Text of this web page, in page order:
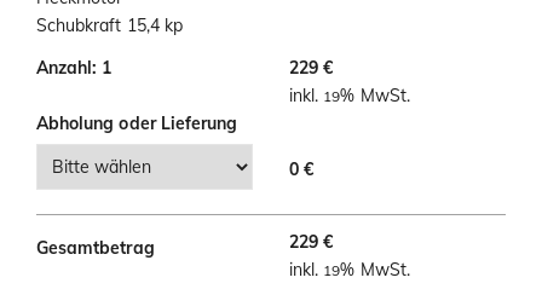
Schubkraft 15,4 kp
Anzahl: 1
229 €
inkl. 19% MwSt.
Abholung oder Lieferung
0 €
Gesamtbetrag
229 €
inkl. 19% MwSt.